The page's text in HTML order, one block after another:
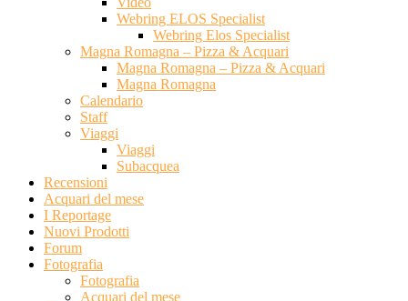
Webring ELOS Specialist
Webring Elos Specialist
Magna Romagna – Pizza & Acquari
Magna Romagna – Pizza & Acquari
Magna Romagna
Calendario
Staff
Viaggi
Viaggi
Subacquea
Recensioni
Acquari del mese
I Reportage
Nuovi Prodotti
Forum
Fotografia
Fotografia
Acquari del mese